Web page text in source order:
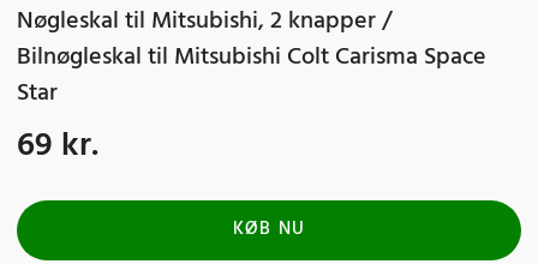
Nøgleskal til Mitsubishi, 2 knapper /
Bilnøgleskal til Mitsubishi Colt Carisma Space
Star
Pris: 69 kr.
69 kr.
KØB NU